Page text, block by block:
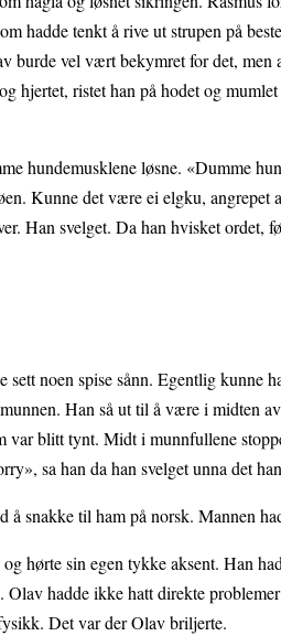
hadde tenkt å rive ut strupen på
burde vel vært bekymret for det,
hjertet, ristet han på hodet og
hundemusklene løsne. «Dumme
Kunne det være ei elgku,
Han svelget. Da han hvisket ordet,
noen spise sånn. Egentlig kunne
Han så ut til å være i midten
var blitt tynt. Midt i munnfullene
sa han da han svelget unna det
snakke til ham på norsk. Mannen
hørte sin egen tykke aksent. Han
Olav hadde ikke hatt direkte
Det var der Olav briljerte.